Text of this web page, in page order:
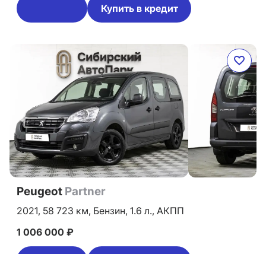
Купить в кредит
Peugeot Partner
2021, 58 723 км, Бензин, 1.6 л., АКПП
1 006 000 ₽